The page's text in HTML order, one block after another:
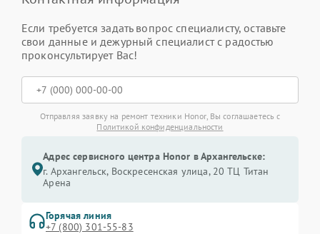
Если требуется задать вопрос специалисту, оставьте
свои данные и дежурный специалист с радостью
проконсультирует Вас!
Отправляя заявку на ремонт техники Honor, Вы соглашаетесь с
Политикой конфиденциальности
Адрес сервисного центра Honor в Архангельске:
г. Архангельск, Воскресенская улица, 20 ТЦ Титан
Арена
Горячая линия
+7 (800) 301-55-83